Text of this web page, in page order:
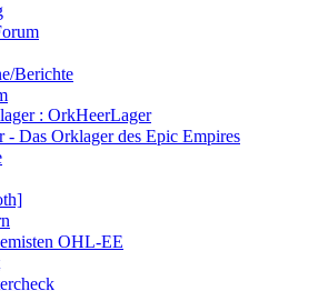
Berichte
: OrkHeerLager
Das Orklager des Epic Empires
OHL-EE